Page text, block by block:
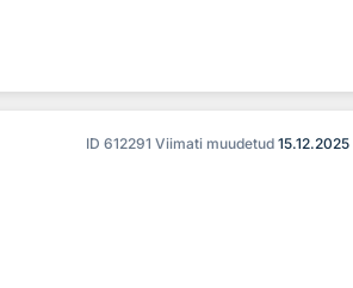
ID 612291 Viimati muudetud 15.12.2025